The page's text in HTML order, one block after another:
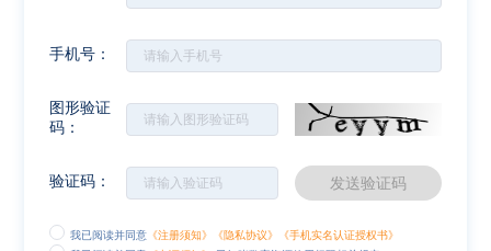
手机号：
图形验证
码：
验证码： 发送验证码
我已阅读并同意《注册须知》 《隐私协议》
《手机实名认证授权书》